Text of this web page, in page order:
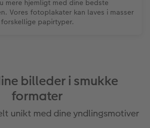
mere hjemligt med dine bedste
Vores fotoplakater kan laves i masser
papirtyper.
billeder i smukke
formater
unikt med dine yndlingsmotiver